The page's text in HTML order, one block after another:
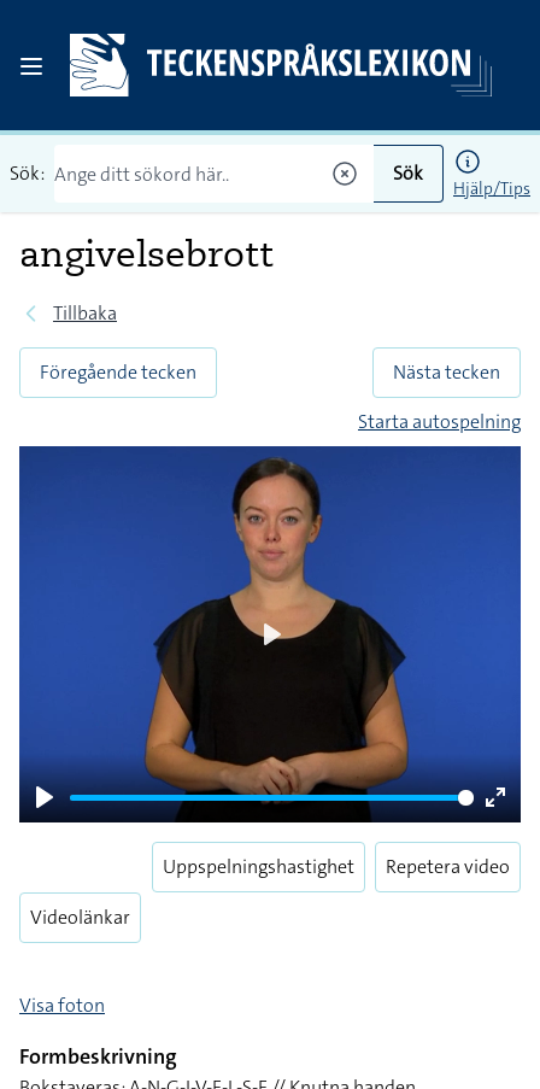
Sök: Sök
Hjälp/Tips
angivelsebrott
Tillbaka
Föregående tecken
Nästa tecken
Starta autospelning
Play
Enter
Videolänkar
Uppspelningshastighet Repetera video
Visa foton
Formbeskrivning